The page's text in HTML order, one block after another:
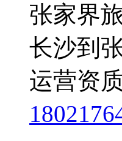
张家界
长沙到
运营资